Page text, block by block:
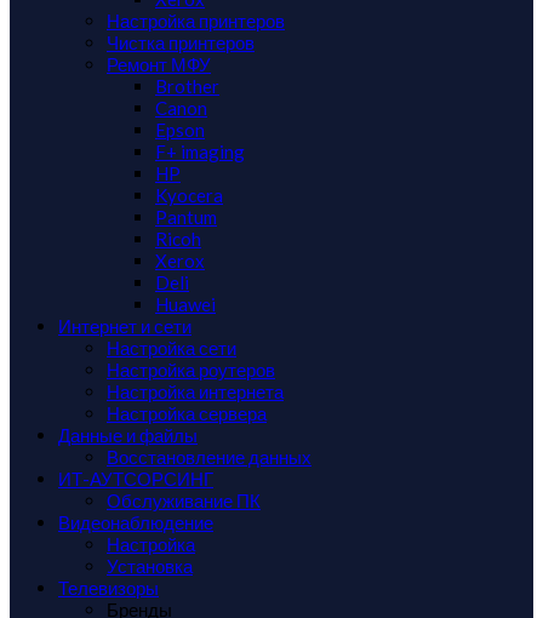
Настройка принтеров
Чистка принтеров
Ремонт МФУ
Brother
Canon
Epson
F+ imaging
HP
Kyocera
Pantum
Ricoh
Xerox
Deli
Huawei
Интернет и сети
Настройка сети
Настройка роутеров
Настройка интернета
Настройка сервера
Данные и файлы
Восстановление данных
ИТ-АУТСОРСИНГ
Обслуживание ПК
Видеонаблюдение
Настройка
Установка
Телевизоры
Бренды